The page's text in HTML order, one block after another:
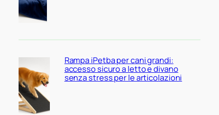
Rampa iPetba per cani grandi:
accesso sicuro a letto e divano
senza stress per le articolazioni